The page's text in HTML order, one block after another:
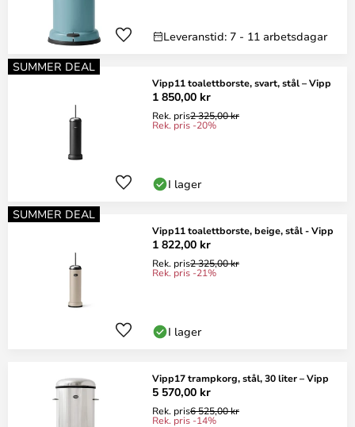
Leveranstid: 7 - 11 arbetsdagar
SUMMER DEAL
Vipp11 toalettborste, svart, stål – Vipp
1 850,00 kr
Rek. pris2 325,00 kr
Rek. pris -20%
I lager
SUMMER DEAL
Vipp11 toalettborste, beige, stål - Vipp
1 822,00 kr
Rek. pris2 325,00 kr
Rek. pris -21%
I lager
Vipp17 trampkorg, stål, 30 liter – Vipp
5 570,00 kr
Rek. pris6 525,00 kr
Rek. pris -14%